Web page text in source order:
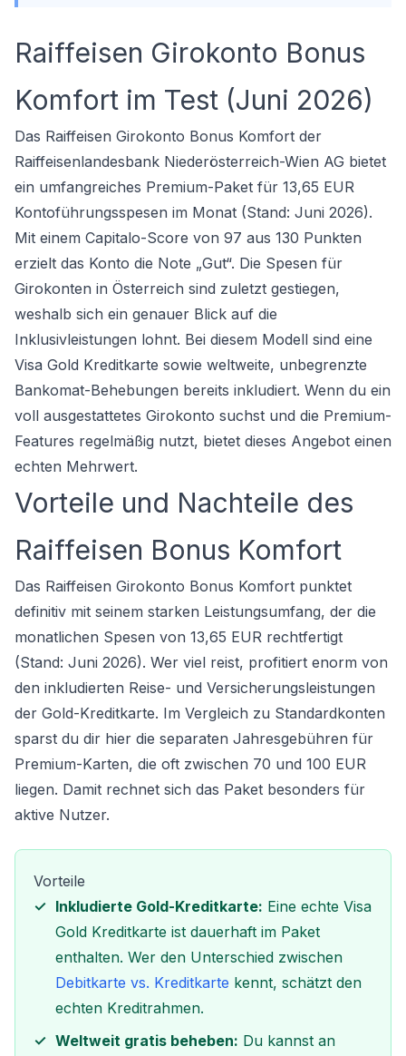
Raiffeisen Girokonto Bonus
Komfort im Test (Juni 2026)
Das Raiffeisen Girokonto Bonus Komfort der
Raiffeisenlandesbank Niederösterreich-Wien AG bietet
ein umfangreiches Premium-Paket für 13,65 EUR
Kontoführungsspesen im Monat (Stand: Juni 2026).
Mit einem Capitalo-Score von 97 aus 130 Punkten
erzielt das Konto die Note „Gut“. Die Spesen für
Girokonten in Österreich sind zuletzt gestiegen,
weshalb sich ein genauer Blick auf die
Inklusivleistungen lohnt. Bei diesem Modell sind eine
Visa Gold Kreditkarte sowie weltweite, unbegrenzte
Bankomat-Behebungen bereits inkludiert. Wenn du ein
voll ausgestattetes Girokonto suchst und die Premium-
Features regelmäßig nutzt, bietet dieses Angebot einen
echten Mehrwert.
Vorteile und Nachteile des
Raiffeisen Bonus Komfort
Das Raiffeisen Girokonto Bonus Komfort punktet
definitiv mit seinem starken Leistungsumfang, der die
monatlichen Spesen von 13,65 EUR rechtfertigt
(Stand: Juni 2026). Wer viel reist, profitiert enorm von
den inkludierten Reise- und Versicherungsleistungen
der Gold-Kreditkarte. Im Vergleich zu Standardkonten
sparst du dir hier die separaten Jahresgebühren für
Premium-Karten, die oft zwischen 70 und 100 EUR
liegen. Damit rechnet sich das Paket besonders für
aktive Nutzer.
Vorteile
Inkludierte Gold-Kreditkarte: Eine echte Visa
Gold Kreditkarte ist dauerhaft im Paket
enthalten. Wer den Unterschied zwischen
Debitkarte vs. Kreditkarte kennt, schätzt den
echten Kreditrahmen.
Weltweit gratis beheben: Du kannst an